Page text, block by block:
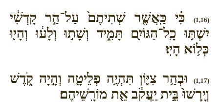
(1,16)
כִּ֗י כַּֽאֲשֶׁ֤ר שְׁתִיתֶם֙ עַל־הַ֣ר קָדְשִׁ֔י
יִשְׁתּ֥וּ כָֽל־הַגּוֹיִ֖ם תָּמִ֑יד וְשָׁת֣וּ וְלָע֔וּ וְהָי֖וּ
כְּל֥וֹא הָיֽוּ׃
(1,17)
וּבְהַ֥ר צִיּ֛וֹן תִּהְיֶ֥ה פְלֵיטָ֖ה וְהָ֣יָה קֹ֑דֶשׁ
וְיָֽרְשׁוּ֙ בֵּ֣ית יַֽעֲקֹ֔ב אֵ֖ת מוֹרָֽשֵׁיהֶם׃